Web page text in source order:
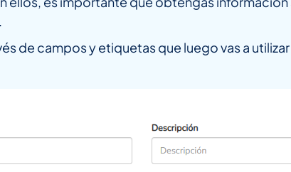
de campos y etiquetas que luego vas a